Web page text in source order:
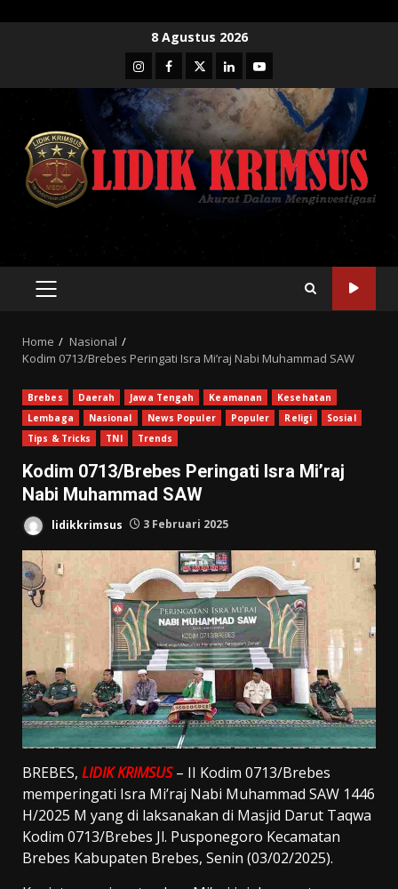
8 Agustus 2026
InstagramFacebook
TwitterLinkedinYoutube
PRIMARY
Home
Nasional
Kodim 0713/Brebes Peringati Isra Mi’raj Nabi Muhammad SAW
Brebes Daerah Jawa Tengah Keamanan
Kesehatan
Lembaga
Nasional News Populer Populer Religi
Sosial
Tips & Tricks
TNI Trends
Kodim 0713/Brebes Peringati Isra Mi’raj
Nabi Muhammad SAW
lidikkrimsus 3 Februari 2025
BREBES, LIDIK KRIMSUS– II Kodim 0713/Brebes
memperingati Isra Mi’raj Nabi Muhammad SAW 1446
H/2025 M yang di laksanakan di Masjid Darut Taqwa
Kodim 0713/Brebes Jl. Pusponegoro Kecamatan
Brebes Kabupaten Brebes, Senin (03/02/2025).